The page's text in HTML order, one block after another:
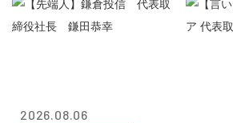
2026.08.06